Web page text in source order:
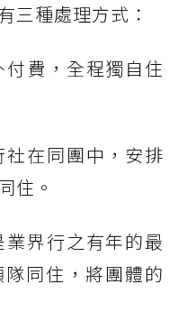
三種處理方式：
費，全程獨自住
在同團中，安排
住。
界行之有年的最
同住，將團體的